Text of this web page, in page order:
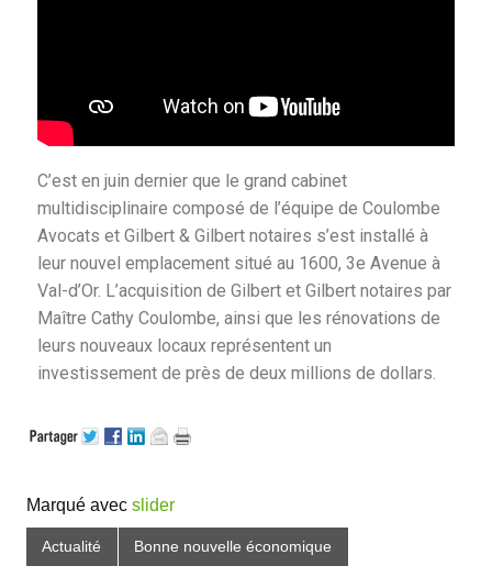
C’est en juin dernier que le grand cabinet
multidisciplinaire composé de l’équipe de Coulombe
Avocats et Gilbert & Gilbert notaires s’est installé à
leur nouvel emplacement situé au 1600, 3e Avenue à
Val-d’Or. L’acquisition de Gilbert et Gilbert notaires par
Maître Cathy Coulombe, ainsi que les rénovations de
leurs nouveaux locaux représentent un
investissement de près de deux millions de dollars.
Marqué avec slider
Actualité Bonne nouvelle économique